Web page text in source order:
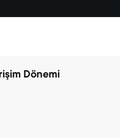
Dönemi